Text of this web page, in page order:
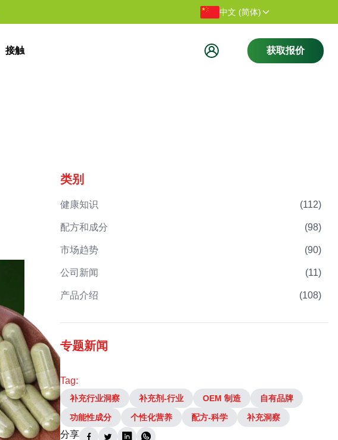
中文 (简体)
接触 获取报价
类别
健康知识 (112)
配方和成分 (98)
市场趋势 (90)
公司新闻 (11)
产品介绍 (108)
专题新闻
Tag:
补充行业洞察 补充剂-行业 OEM 制造
自有品牌
功能性成分
个性化营养 配方-科学 补充洞察
分享